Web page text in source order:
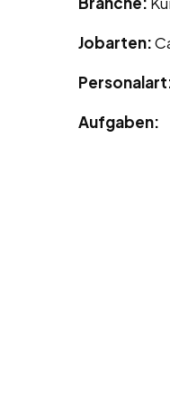
Jobarten:
Aufgaben: